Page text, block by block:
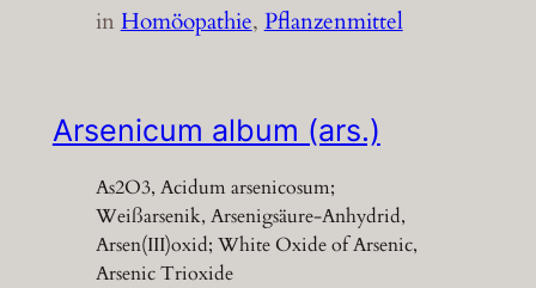
inHomöopathie, Pflanzenmittel
Arsenicum album (ars.)
As2O3, Acidum arsenicosum;
Weißarsenik, Arsenigsäure-Anhydrid,
Arsen(III)oxid; White Oxide of Arsenic,
Arsenic Trioxide